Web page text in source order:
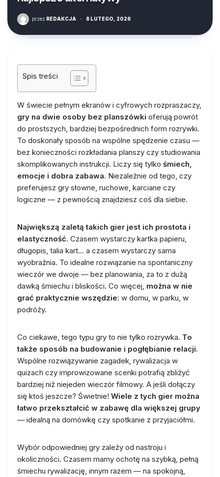
przez REDAKCJA · 8 LUTEGO, 2026
Spis treści
W świecie pełnym ekranów i cyfrowych rozpraszaczy,
gry na dwie osoby bez planszówki oferują powrót
do prostszych, bardziej bezpośrednich form rozrywki.
To doskonały sposób na wspólne spędzenie czasu —
bez konieczności rozkładania planszy czy studiowania
skomplikowanych instrukcji. Liczy się tylko śmiech,
emocje i dobra zabawa. Niezależnie od tego, czy
preferujesz gry słowne, ruchowe, karciane czy
logiczne — z pewnością znajdziesz coś dla siebie.
Największą zaletą takich gier jest ich prostota i
elastyczność. Czasem wystarczy kartka papieru,
długopis, talia kart… a czasem wystarczy sama
wyobraźnia. To idealne rozwiązanie na spontaniczny
wieczór we dwoje — bez planowania, za to z dużą
dawką śmiechu i bliskości. Co więcej, można w nie
grać praktycznie wszędzie: w domu, w parku, w
podróży.
Co ciekawe, tego typu gry to nie tylko rozrywka. To
także sposób na budowanie i pogłębianie relacji.
Wspólne rozwiązywanie zagadek, rywalizacja w
quizach czy improwizowane scenki potrafią zbliżyć
bardziej niż niejeden wieczór filmowy. A jeśli dołączy
się ktoś jeszcze? Świetnie! Wiele z tych gier można
łatwo przekształcić w zabawę dla większej grupy
— idealną na domówkę czy spotkanie z przyjaciółmi.
Wybór odpowiedniej gry zależy od nastroju i
okoliczności. Czasem mamy ochotę na szybką, pełną
śmiechu rywalizację, innym razem — na spokojną,